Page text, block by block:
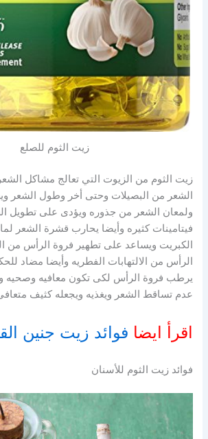
زيت الثوم للصلع
زيت الثوم من الزيوت التي تعالج مشاكل
الشعر من البصيلات وحتى أخر وطول الشعر
ولمعان الشعر من جذوره ويؤدى على تطويل
فيتامينات كثيره وأيضا يحارب قشرة الشعر
الكبريت ويساعد على تطهير فروة الرأس من
الرأس من الالتهابات الفطريه وأيضا مضاد
يرطب فروة الرأس لكى تكون معافيه وصحيه
عدم تساقط الشعر ويغذيه ويجعله كثيف
اقرأ ايضا فوائد زيت جنين
فوائد زيت الثوم للأسنان